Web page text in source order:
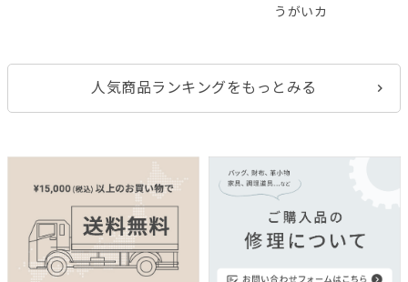
うがいカ
人気商品ランキングをもっとみる